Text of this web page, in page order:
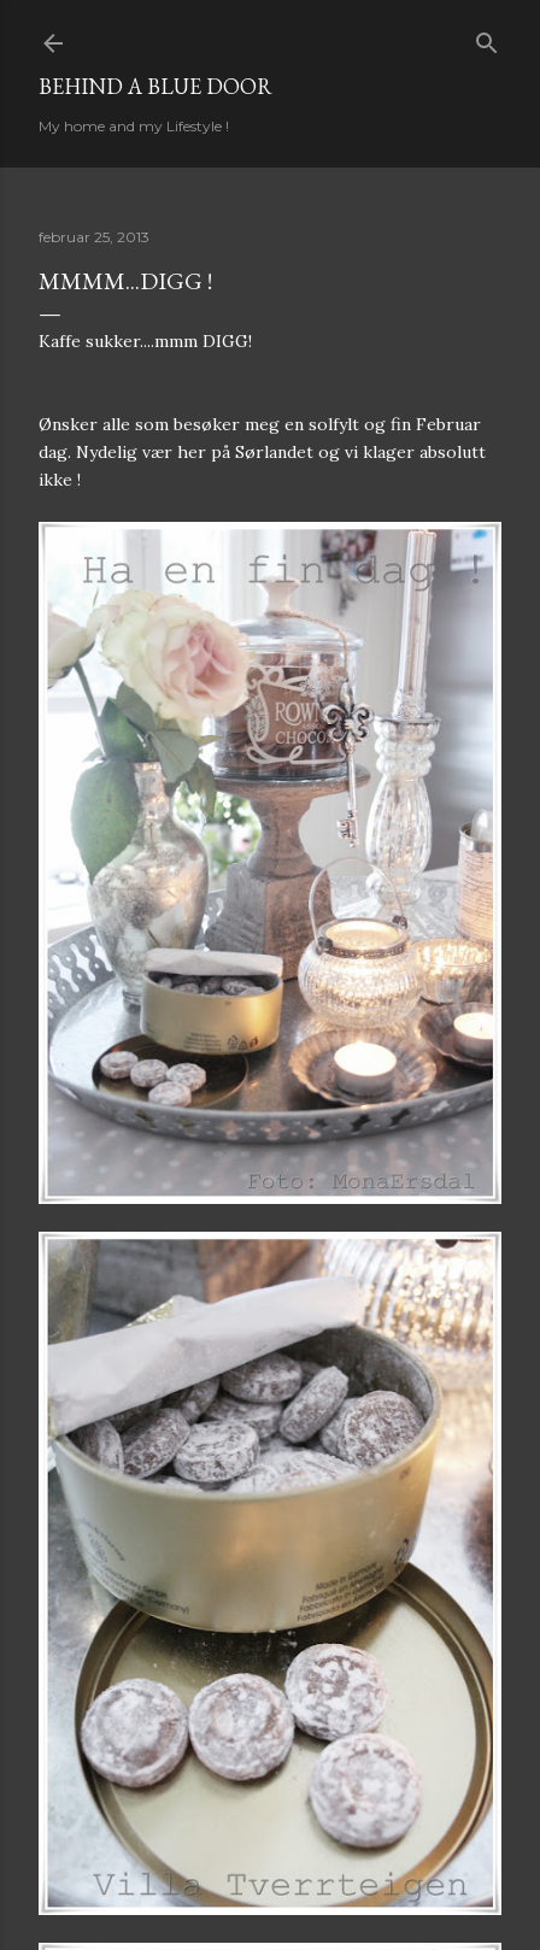
BEHIND A BLUE DOOR
My home and my Lifestyle !
februar 25, 2013
MMMM...DIGG !
Kaffe sukker....mmm DIGG!
Ønsker alle som besøker meg en solfylt og fin Februar
dag. Nydelig vær her på Sørlandet og vi klager absolutt
ikke !